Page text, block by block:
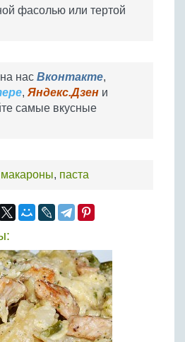
фасолью или тертой
нас Вконтакте,
, Яндекс.Дзен и
самые вкусные
макароны, паста